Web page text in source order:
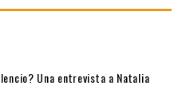
Una entrevista a Natalia